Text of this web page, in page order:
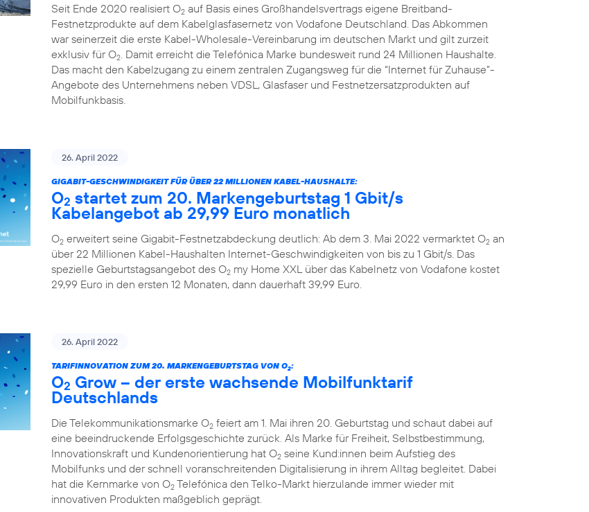
Seit Ende 2020 realisiert O2 auf Basis eines Großhandelsvertrags eigene Breitband-
Festnetzprodukte auf dem Kabelglasfasernetz von Vodafone Deutschland. Das Abkommen
war seinerzeit die erste Kabel-Wholesale-Vereinbarung im deutschen Markt und gilt zurzeit
exklusiv für O2 . Damit erreicht die Telefónica Marke bundesweit rund 24 Millionen Haushalte.
Das macht den Kabelzugang zu einem zentralen Zugangsweg für die “Internet für Zuhause”-
Angebote des Unternehmens neben VDSL, Glasfaser und Festnetzersatzprodukten auf
Mobilfunkbasis.
26. April 2022
GIGABIT-GESCHWINDIGKEIT FÜR ÜBER 22 MILLIONEN KABEL-HAUSHALTE:
O2 startet zum 20. Markengeburtstag 1 Gbit/s
Kabelangebot ab 29,99 Euro monatlich
O2 erweitert seine Gigabit-Festnetzabdeckung deutlich: Ab dem 3. Mai 2022 vermarktet O2 an
über 22 Millionen Kabel-Haushalten Internet-Geschwindigkeiten von bis zu 1 Gbit/s. Das
spezielle Geburtstagsangebot des O2 my Home XXL über das Kabelnetz von Vodafone kostet
29,99 Euro in den ersten 12 Monaten, dann dauerhaft 39,99 Euro.
26. April 2022
TARIFINNOVATION ZUM 20. MARKENGEBURTSTAG VON O2:
O2 Grow – der erste wachsende Mobilfunktarif
Deutschlands
Die Telekommunikationsmarke O2 feiert am 1. Mai ihren 20. Geburtstag und schaut dabei auf
eine beeindruckende Erfolgsgeschichte zurück. Als Marke für Freiheit, Selbstbestimmung,
Innovationskraft und Kundenorientierung hat O2 seine Kund:innen beim Aufstieg des
Mobilfunks und der schnell voranschreitenden Digitalisierung in ihrem Alltag begleitet. Dabei
hat die Kernmarke von O2 Telefónica den Telko-Markt hierzulande immer wieder mit
innovativen Produkten maßgeblich geprägt.